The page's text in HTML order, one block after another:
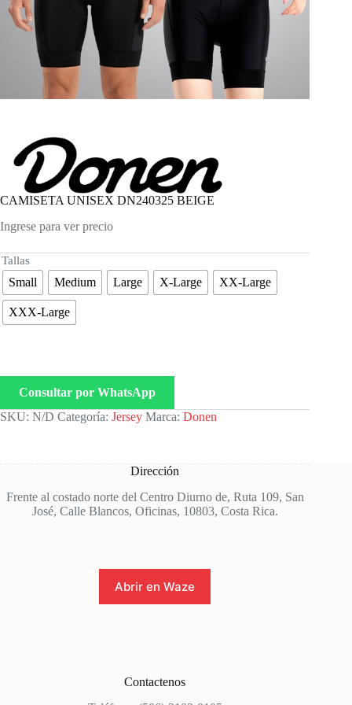
CAMISETA UNISEX DN240325 BEIGE
Ingrese para ver precio
Tallas
Small Medium Large X-Large XX-Large
XXX-Large
Consultar por WhatsApp
SKU: N/D Categoría: Jersey Marca: Donen
Dirección
Frente al costado norte del Centro Diurno de, Ruta 109, San
José, Calle Blancos, Oficinas, 10803, Costa Rica.
Abrir en Waze
Contactenos